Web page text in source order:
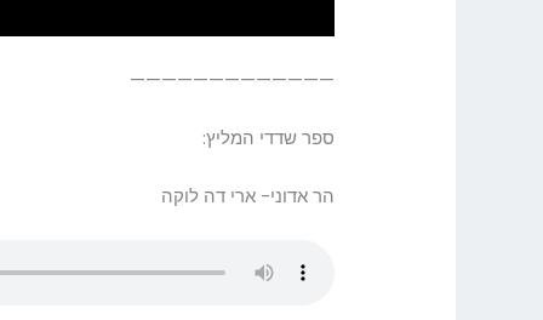
—————————————
ספר שדדי המליץ:
הר אדוני- ארי דה לוקה